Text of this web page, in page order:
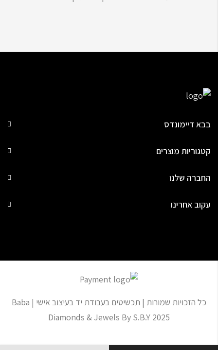
בבא דיימונדס
קטגוריות מוצרים
החברה שלנו
עקוב אחרינו
כל הזכויות שמורות | תכשיטים בעבודת יד בעיצוב אישי | Baba
Diamonds & Jewels By S.B.Y 2025